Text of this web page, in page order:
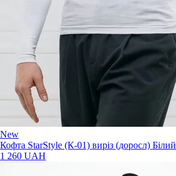
New
Кофта StarStyle (К-01) виріз (доросл) Бiлий
1 260 UAH